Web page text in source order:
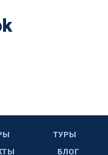
ТУРЫ
БЛОГ